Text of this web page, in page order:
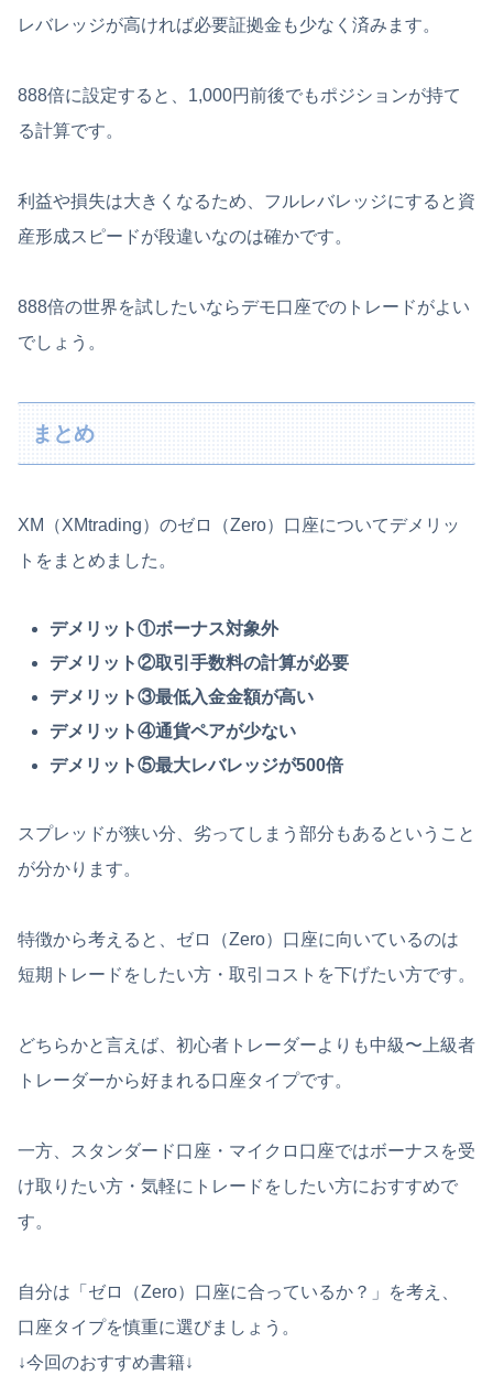
レバレッジが高ければ必要証拠金も少なく済みます。
888倍に設定すると、1,000円前後でもポジションが持て
る計算です。
利益や損失は大きくなるため、フルレバレッジにすると資
産形成スピードが段違いなのは確かです。
888倍の世界を試したいならデモ口座でのトレードがよい
でしょう。
まとめ
XM（XMtrading）のゼロ（Zero）口座についてデメリッ
トをまとめました。
デメリット①ボーナス対象外
デメリット②取引手数料の計算が必要
デメリット③最低入金金額が高い
デメリット④通貨ペアが少ない
デメリット⑤最大レバレッジが500倍
スプレッドが狭い分、劣ってしまう部分もあるということ
が分かります。
特徴から考えると、ゼロ（Zero）口座に向いているのは
短期トレードをしたい方・取引コストを下げたい方です。
どちらかと言えば、初心者トレーダーよりも中級〜上級者
トレーダーから好まれる口座タイプです。
一方、スタンダード口座・マイクロ口座ではボーナスを受
け取りたい方・気軽にトレードをしたい方におすすめで
す。
自分は「ゼロ（Zero）口座に合っているか？」を考え、
口座タイプを慎重に選びましょう。
↓今回のおすすめ書籍↓